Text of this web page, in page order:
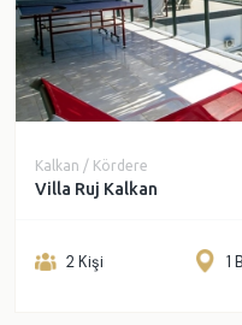
Kalkan / Kördere
Villa Ruj Kalkan
2 Kişi 1